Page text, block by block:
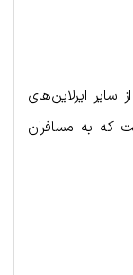
سایر ایرلاین‌های
که به مسافران